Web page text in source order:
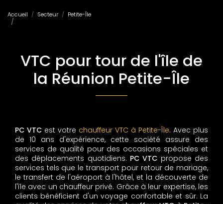
Accueil Secteur
Petite-Île
VTC pour tour de l'île de
la Réunion Petite-Île
PC VTC est votre chauffeur VTC à Petite-Île. Avec plus
de 10 ans d'expérience, cette société assure des
services de qualité pour des occasions spéciales et
des déplacements quotidiens. PC VTC propose des
services tels que le transport pour retour de mariage,
le transfert de l'aéroport à l'hôtel, et la découverte de
l'île avec un chauffeur privé. Grâce à leur expertise, les
clients bénéficient d'un voyage confortable et sûr. La